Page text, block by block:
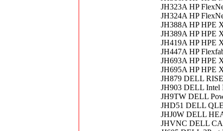
JH323A HP
JH324A HP
JH388A HP HPE
JH389A HP HPE
JH419A HP HPE
JH447A HP
JH693A HP HPE
JH695A HP HPE
JH879 DELL
JH903 DELL Intel
JH9TW DELL
JHD51 DELL
JHJ0W DELL
JHVNC DELL